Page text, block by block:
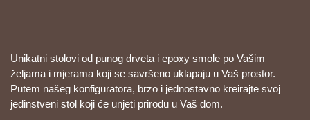
Unikatni stolovi od punog drveta i epoxy smole po Vašim
željama i mjerama koji se savršeno uklapaju u Vaš prostor.
Putem našeg konfiguratora, brzo i jednostavno kreirajte svoj
jedinstveni stol koji će unjeti prirodu u Vaš dom.